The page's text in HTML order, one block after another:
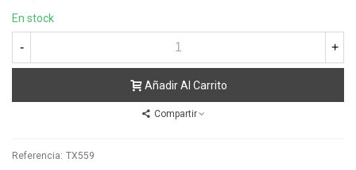
En stock
- +
Añadir Al Carrito
Compartir
Referencia: TX559